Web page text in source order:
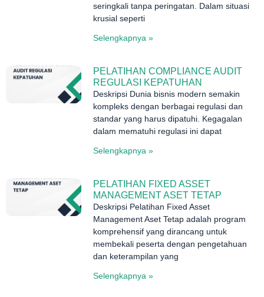
seringkali tanpa peringatan. Dalam situasi
krusial seperti
Selengkapnya »
PELATIHAN COMPLIANCE AUDIT
REGULASI KEPATUHAN
Deskripsi Dunia bisnis modern semakin
kompleks dengan berbagai regulasi dan
standar yang harus dipatuhi. Kegagalan
dalam mematuhi regulasi ini dapat
Selengkapnya »
PELATIHAN FIXED ASSET
MANAGEMENT ASET TETAP
Deskripsi Pelatihan Fixed Asset
Management Aset Tetap adalah program
komprehensif yang dirancang untuk
membekali peserta dengan pengetahuan
dan keterampilan yang
Selengkapnya »